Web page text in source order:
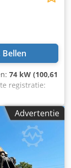
Bellen
74 kW (100,61
registratie:
Wiel
ja Staat
zeer goed
met Ernst van
Advertentie